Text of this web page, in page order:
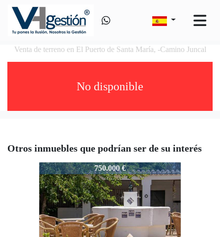
Venta de terreno en El Puerto de Santa María, -Camino Juncal
No disponible
Otros inmuebles que podrían ser de su interés
VS60686295 750.000 €